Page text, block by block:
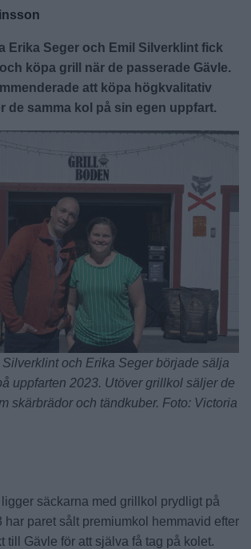
Erika Seger och Emil Silverklint fick
köpa grill när de passerade Gävle.
att köpa högkvalitativ
de samma kol på sin egen uppfart.
och Erika Seger började sälja
uppfarten 2023. Utöver grillkol säljer de
skärbrädor och tändkuber. Foto: Victoria
ligger säckarna med grillkol prydligt på
har paret sålt premiumkol hemmavid efter
till Gävle för att själva få tag på kolet.